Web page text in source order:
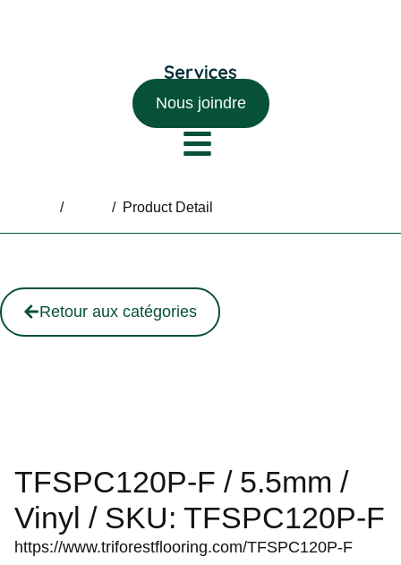
Nous joindre
/ / Product Detail
Retour aux catégories
TFSPC120P-F / 5.5mm /
Vinyl / SKU: TFSPC120P-F
https://www.triforestflooring.com/TFSPC120P-F